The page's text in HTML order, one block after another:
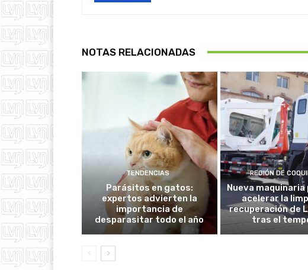
NOTAS RELACIONADAS
TENDENCIAS
Parásitos en gatos:
expertos advierten la
importancia de
desparasitar todo el año
REGIÓN DE
Nueva
acelerar la
recuperación de
tras el